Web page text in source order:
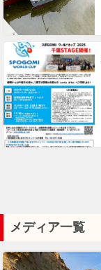
メディア一覧